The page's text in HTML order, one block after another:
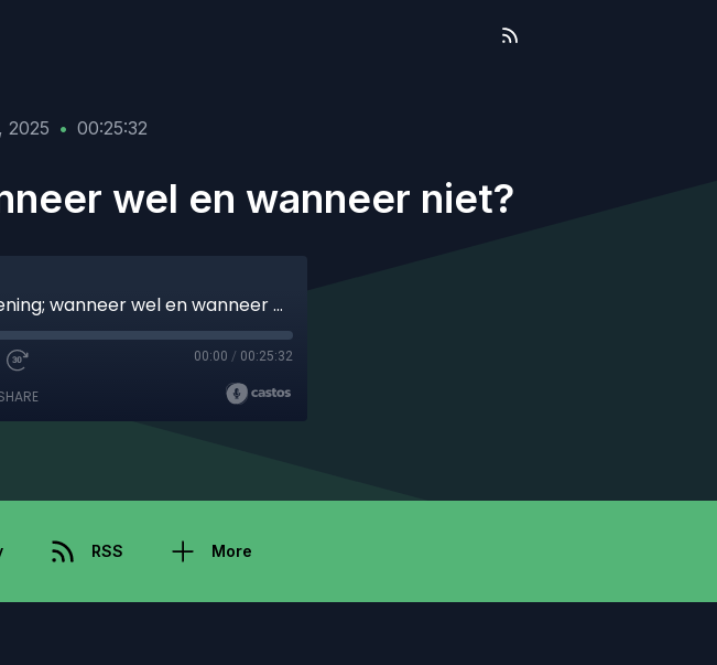
2025 • 00:25:32
wel en wanneer niet?
69. Trombofiliescreening; wanneer wel en wanneer niet?
00:00 / 00:25:32
RSS More